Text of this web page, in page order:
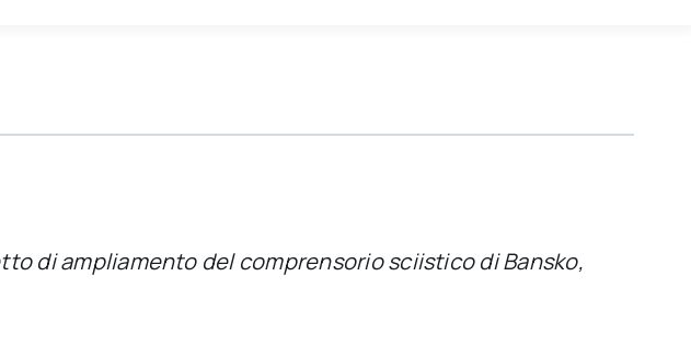
di ampliamento del comprensorio sciistico di Bansko,